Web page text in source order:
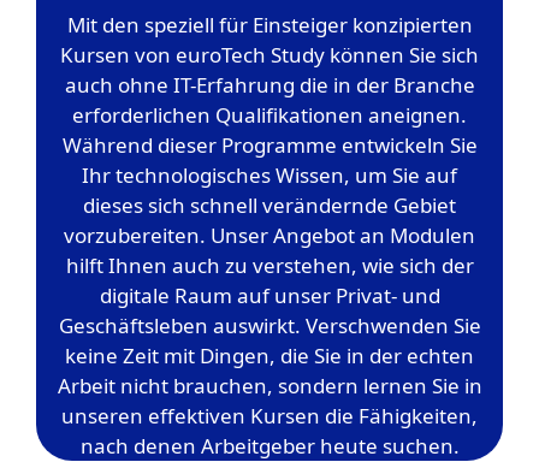
Mit den speziell für Einsteiger konzipierten
Kursen von euroTech Study können Sie sich
auch ohne IT-Erfahrung die in der Branche
erforderlichen Qualifikationen aneignen.
Während dieser Programme entwickeln Sie
Ihr technologisches Wissen, um Sie auf
dieses sich schnell verändernde Gebiet
vorzubereiten. Unser Angebot an Modulen
hilft Ihnen auch zu verstehen, wie sich der
digitale Raum auf unser Privat- und
Geschäftsleben auswirkt. Verschwenden Sie
keine Zeit mit Dingen, die Sie in der echten
Arbeit nicht brauchen, sondern lernen Sie in
unseren effektiven Kursen die Fähigkeiten,
nach denen Arbeitgeber heute suchen.